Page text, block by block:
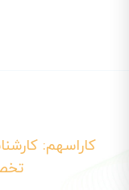
کاراسهم: